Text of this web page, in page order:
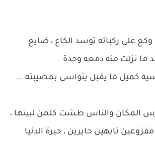
على ركباته توسد الكاع ، ضايع
ما نزلت منه دمعه وحدة
كميل ما يقبل يتواسى بمصيبته ...
المكان والناس طشت كلمن لبيتها ،
تايهين حايرين ، حيرة الدنيا